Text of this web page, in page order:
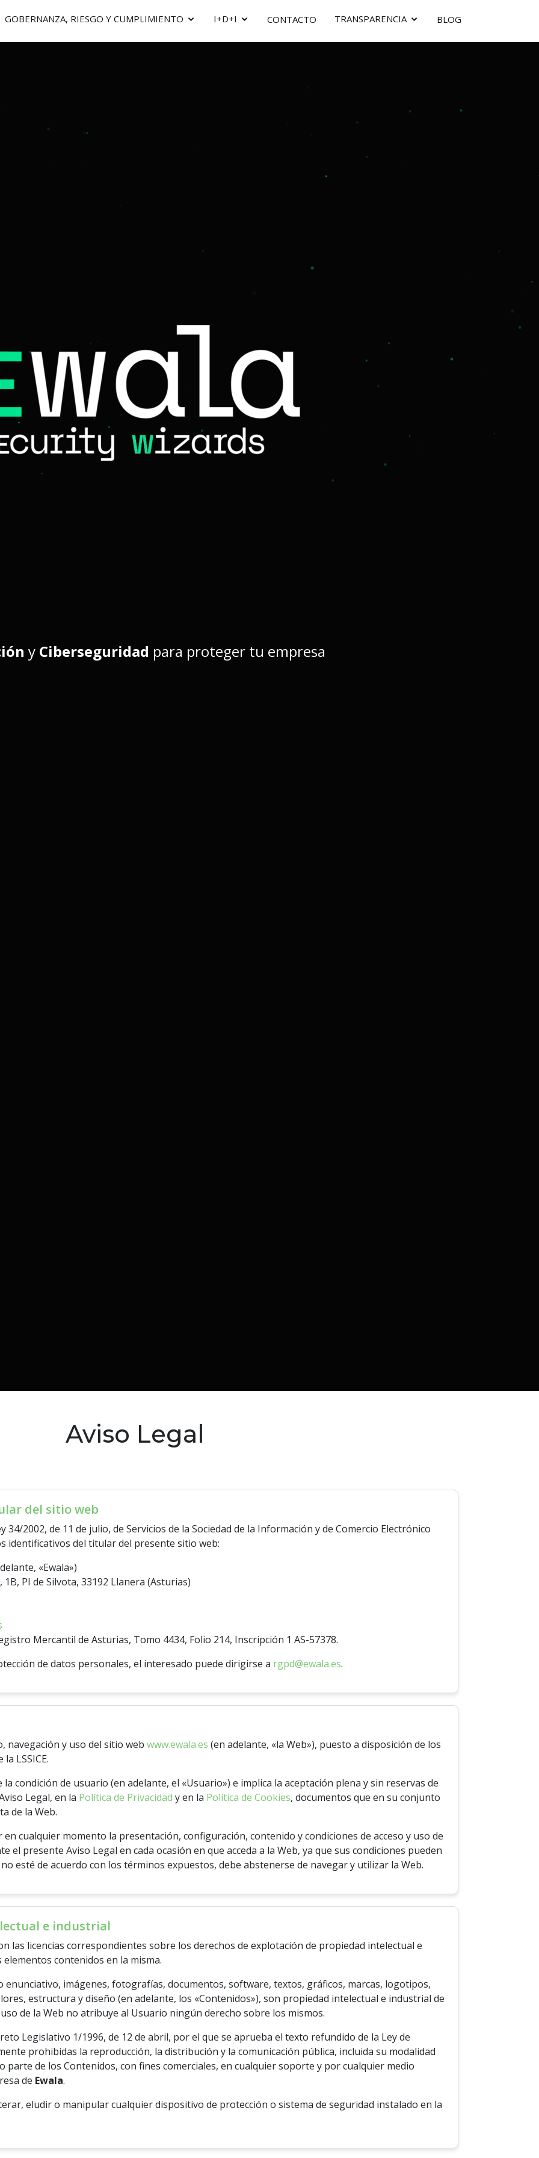
GOBERNANZA, RIESGO Y CUMPLIMIENTO I+D+I CONTACTO TRANSPARENCIA BLOG
y Ciberseguridad para proteger tu empresa
Aviso Legal
del sitio web
34/2002, de 11 de julio, de Servicios de la Sociedad de la Información y de Comercio Electrónico
identificativos del titular del presente sitio web:
«Ewala»)
1B, PI de Silvota, 33192 Llanera (Asturias)
Mercantil de Asturias, Tomo 4434, Folio 214, Inscripción 1 AS-57378.
de datos personales, el interesado puede dirigirse a rgpd@ewala.es.
navegación y uso del sitio web www.ewala.es (en adelante, «la Web»), puesto a disposición de los
LSSICE.
condición de usuario (en adelante, el «Usuario») e implica la aceptación plena y sin reservas de
Legal, en la Política de Privacidad y en la Política de Cookies, documentos que en su conjunto
de la Web.
cualquier momento la presentación, configuración, contenido y condiciones de acceso y uso de
el presente Aviso Legal en cada ocasión en que acceda a la Web, ya que sus condiciones pueden
esté de acuerdo con los términos expuestos, debe abstenerse de navegar y utilizar la Web.
e industrial
las licencias correspondientes sobre los derechos de explotación de propiedad intelectual e
contenidos en la misma.
enunciativo, imágenes, fotografías, documentos, software, textos, gráficos, marcas, logotipos,
estructura y diseño (en adelante, los «Contenidos»), son propiedad intelectual e industrial de
uso de la Web no atribuye al Usuario ningún derecho sobre los mismos.
Legislativo 1/1996, de 12 de abril, por el que se aprueba el texto refundido de la Ley de
prohibidas la reproducción, la distribución y la comunicación pública, incluida su modalidad
parte de los Contenidos, con fines comerciales, en cualquier soporte y por cualquier medio
de Ewala.
eludir o manipular cualquier dispositivo de protección o sistema de seguridad instalado en la